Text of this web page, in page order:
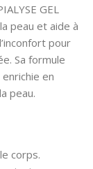
GEL
peau et aide à
pour
Sa formule
en
peau.
corps.